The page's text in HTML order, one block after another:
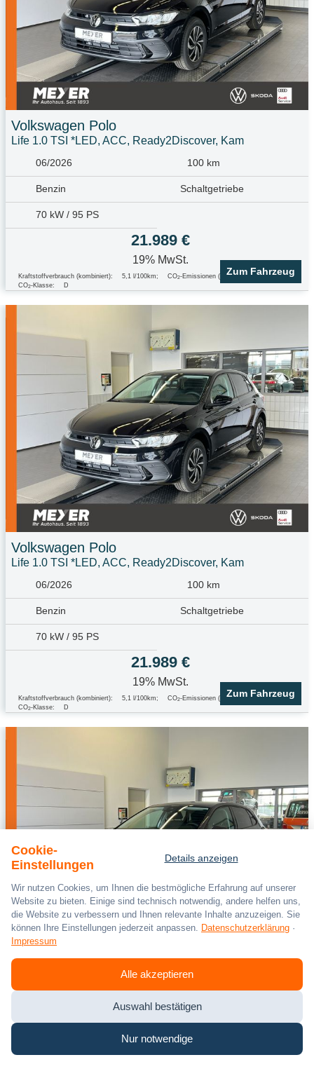
Volkswagen Polo
Life 1.0 TSI *LED, ACC, Ready2Discover, Kam
06/2026 100 km
Benzin Schaltgetriebe
70 kW / 95 PS
21.989 €
19% MwSt.
Kraftstoffverbrauch (kombiniert): 5,1 l/100km; CO2-Emissionen (kombiniert): 117.0 g/km
CO2-Klasse: D
Zum Fahrzeug
Volkswagen Polo
Life 1.0 TSI *LED, ACC, Ready2Discover, Kam
06/2026 100 km
Benzin Schaltgetriebe
70 kW / 95 PS
21.989 €
19% MwSt.
Kraftstoffverbrauch (kombiniert): 5,1 l/100km; CO2-Emissionen (kombiniert): 117.0 g/km
CO2-Klasse: D
Zum Fahrzeug
Life 1.0 TSI *LED,ACC,Ready2Discover,Kamera
100 km
Schaltgetriebe
70 kW / 95 PS
Cookie-
Einstellungen
Details anzeigen
Wir nutzen Cookies, um Ihnen die bestmögliche Erfahrung auf unserer
Website zu bieten. Einige sind technisch notwendig, andere helfen uns,
die Website zu verbessern und Ihnen relevante Inhalte anzuzeigen. Sie
können Ihre Einstellungen jederzeit anpassen. Datenschutzerklärung ·
Impressum
Alle akzeptieren
Auswahl bestätigen
Nur notwendige